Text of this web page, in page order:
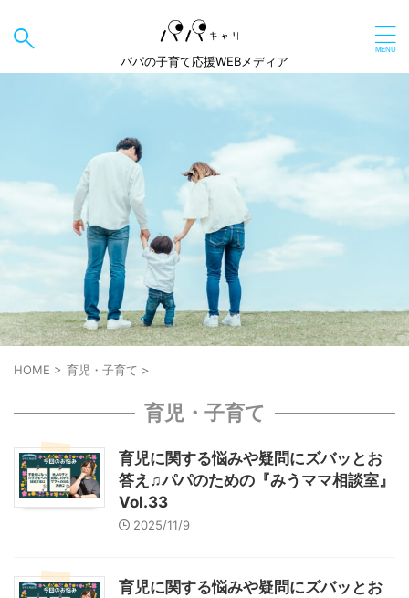
パパの子育て応援WEBメディア
HOME > 育児・子育て >
育児・子育て
育児に関する悩みや疑問にズバッとお
答え♫パパのための『みうママ相談室』
Vol.33
2025/11/9
育児に関する悩みや疑問にズバッとお